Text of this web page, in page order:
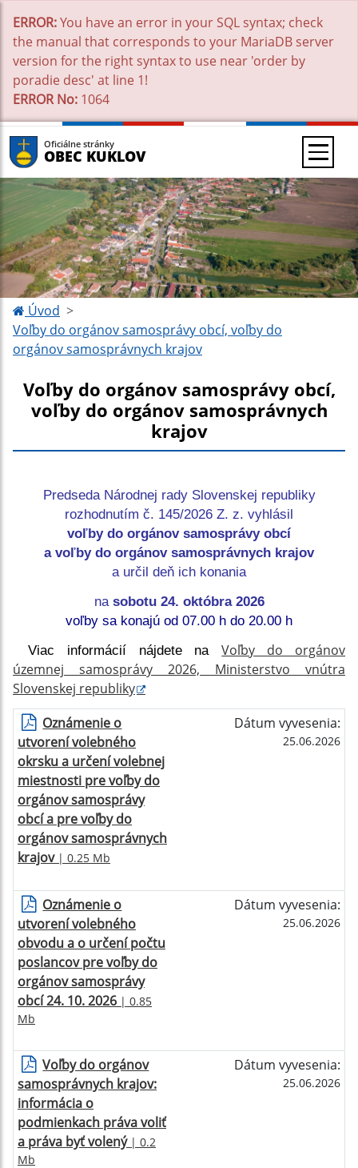
ERROR:You have an error in your SQL syntax; check
the manual that corresponds to your MariaDB server
version for the right syntax to use near 'order by
poradie desc' at line 1!
ERROR No: 1064
Oficiálne stránky
OBEC KUKLOV
Úvod
Voľby do orgánov samosprávy obcí, voľby do
orgánov samosprávnych krajov
Voľby do orgánov samosprávy obcí,
voľby do orgánov samosprávnych
krajov
Predseda Národnej rady Slovenskej republiky
rozhodnutím č. 145/2026 Z. z. vyhlásil
voľby do orgánov samosprávy obcí
a voľby do orgánov samosprávnych krajov
a určil deň ich konania
na sobotu 24. októbra 2026
voľby sa konajú od 07.00 h do 20.00 h
Viac informácií nájdete naVoľby do orgánov
územnej samosprávy 2026, Ministerstvo vnútra
Slovenskej republiky
Oznámenie o
utvorení volebného
okrsku a určení volebnej
miestnosti pre voľby do
orgánov samosprávy
obcí a pre voľby do
orgánov samosprávnych
krajov| 0.25 Mb
Dátum vyvesenia:
25.06.2026
Oznámenie o
utvorení volebného
obvodu a o určení počtu
poslancov pre voľby do
orgánov samosprávy
obcí 24. 10. 2026 | 0.85
Mb
Dátum vyvesenia:
25.06.2026
Voľby do orgánov
samosprávnych krajov:
informácia o
podmienkach práva voliť
a práva byť volený| 0.2
Mb
Dátum vyvesenia:
25.06.2026